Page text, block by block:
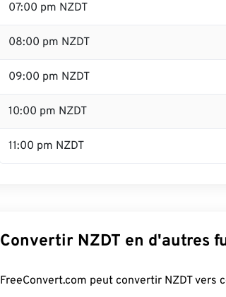
07:00 pm NZDT
08:00 pm NZDT
09:00 pm NZDT
10:00 pm NZDT
11:00 pm NZDT
Convertir NZDT en d'autres
FreeConvert.com peut convertir NZDT vers